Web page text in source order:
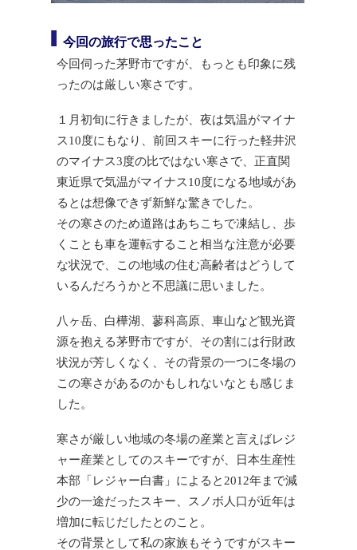
今回の旅行で思ったこと
今回伺った茅野市ですが、もっとも印象に残
ったのは厳しい寒さです。
１月初旬に行きましたが、夜は気温がマイナ
ス10度にもなり、前回スキーに行った軽井沢
のマイナス3度の比ではない寒さで、正直関
東近県で気温がマイナス10度になる地域があ
るとは想像できず新鮮な驚きでした。
その寒さのため道路はあちこちで凍結し、歩
くことも車を運転すること相当な注意が必要
な状況で、この地域の住む高齢者はどうして
いるんだろうかと不思議に思いました。
八ヶ岳、白樺湖、蓼科高原、車山など観光資
源を抱える茅野市ですが、その割には行財政
状況が芳しくなく、その背景の一つに冬場の
この寒さがあるのかもしれないなとも感じま
した。
寒さが厳しい地域の冬場の産業と言えばレジ
ャー産業としてのスキーですが、日本生産性
本部「レジャー白書」によると2012年まで減
少の一途だったスキー、スノボ人口が近年は
増加に転じだしたとのこと。
その背景として私の家族もそうですがスキー